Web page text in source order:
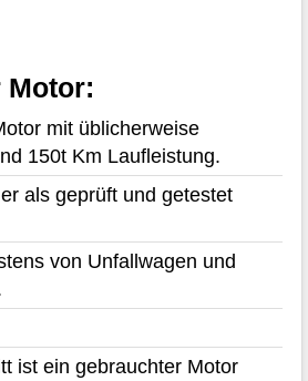
Motor:
mit üblicherweise
150t Km Laufleistung.
als geprüft und getestet
von Unfallwagen und
ist ein gebrauchter Motor